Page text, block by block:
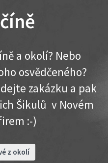
a okolí? Nebo
osvědčeného?
zakázku a pak
Šikulů v Novém
:-)
z okolí